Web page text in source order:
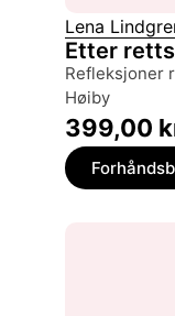
Lena
Etter
refleksjoner rundt saken mot Marius Borg
Høiby
399,00